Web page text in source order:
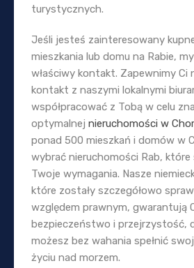
turystycznych.
Jeśli jesteś zainteresowany
mieszkania lub domu na Rabie,
właściwy kontakt. Zapewnimy Ci
kontakt z naszymi lokalnymi
współpracować z Tobą w celu
optymalnej nieruchomości w
ponad 500 mieszkań i domów w
wybrać nieruchomości Rab, które
Twoje wymagania. Nasze
które zostały szczegółowo
względem prawnym, gwarantują
bezpieczeństwo i przejrzystość,
możesz bez wahania spełnić
życiu nad morzem.